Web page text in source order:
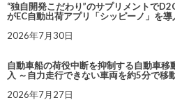
“独自開発こだわり”のサプリメントで
がEC自動出荷アプリ「シッピーノ」を導
2026年7月30日
自動車船の荷役中断を抑制する自動車
入 ～自力走行できない車両を約5分で移
2026年7月27日